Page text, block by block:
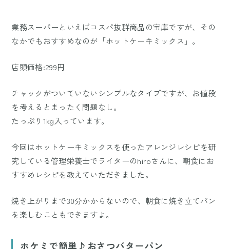
業務スーパーといえばコスパ抜群商品の宝庫ですが、その
なかでもおすすめなのが「ホットケーキミックス」。
店頭価格:299円
チャックがついていないシンプルなタイプですが、お値段
を考えるとまったく問題なし。
たっぷり1kg入っています。
今回はホットケーキミックスを使ったアレンジレシピを研
究している管理栄養士でライターのhiroさんに、朝食にお
すすめレシピを教えていただきました。
焼き上がりまで30分かからないので、朝食に焼き立てパン
を楽しむこともできますよ。
ホケミで簡単♪おさつバターパン